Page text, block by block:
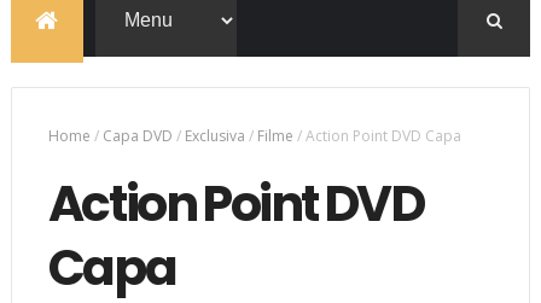
Home / Capa DVD / Exclusiva / Filme /Action Point DVD Capa
Action Point DVD
Capa